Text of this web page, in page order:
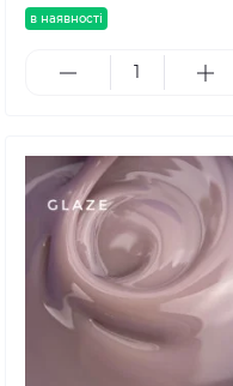
в наявності